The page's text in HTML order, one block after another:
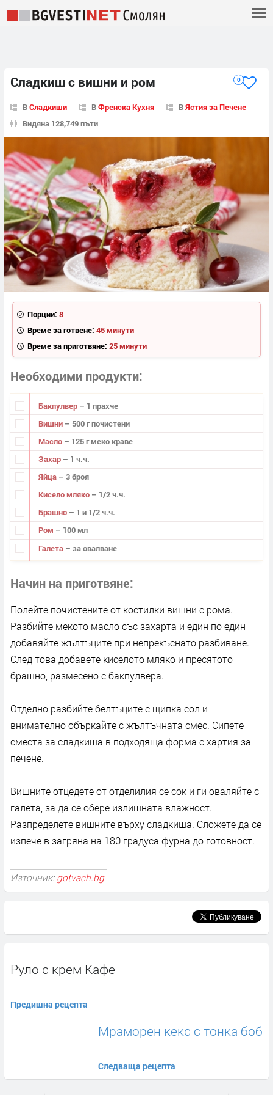
Сладкиш с вишни и ром 0
ВСладкиши ВФренска Кухня ВЯстия за Печене
Видяна 128,749 пъти
Порции: 8
Време за готвене: 45 минути
Време за приготвяне: 25 минути
Необходими продукти
Бакпулвер – 1 прахче
Вишни – 500 г почистени
Масло – 125 г меко краве
Захар – 1 ч.ч.
Яйца – 3 броя
Кисело мляко – 1/2 ч.ч.
Брашно – 1 и 1/2 ч.ч.
Ром – 100 мл
Галета – за овалване
Начин на приготвяне
Полейте почистените от костилки вишни с рома.
Разбийте мекото масло със захарта и един по един
добавяйте жълтъците при непрекъснато разбиване.
След това добавете киселото мляко и пресятото
брашно, размесено с бакпулвера.
Отделно разбийте белтъците с щипка сол и
внимателно объркайте с жълтъчната смес. Сипете
сместа за сладкиша в подходяща форма с хартия за
печене.
Вишните отцедете от отделилия се сок и ги оваляйте с
галета, за да се обере излишната влажност.
Разпределете вишните върху сладкиша. Сложете да се
изпече в загряна на 180 градуса фурна до готовност.
Източник: gotvach.bg
Руло с крем Кафе
Предишна рецепта
Мраморен кекс с тонка боб
Следваща рецепта